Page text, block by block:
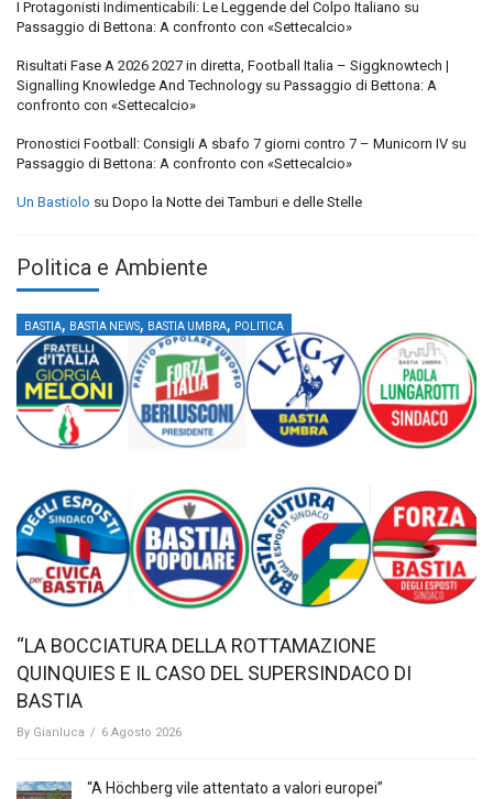
I Protagonisti Indimenticabili: Le Leggende del Colpo Italiano su
Passaggio di Bettona: A confronto con «Settecalcio»
Risultati Fase A 2026 2027 in diretta, Football Italia – Siggknowtech |
Signalling Knowledge And Technology su Passaggio di Bettona: A
confronto con «Settecalcio»
Pronostici Football: Consigli A sbafo 7 giorni contro 7 – Municorn IV su
Passaggio di Bettona: A confronto con «Settecalcio»
Un Bastiolo su Dopo la Notte dei Tamburi e delle Stelle
Politica e Ambiente
BASTIA, BASTIA NEWS, BASTIA UMBRA, POLITICA
“LA BOCCIATURA DELLA ROTTAMAZIONE
QUINQUIES E IL CASO DEL SUPERSINDACO DI
BASTIA
By Gianluca / 6 Agosto 2026
“A Höchberg vile attentato a valori europei”